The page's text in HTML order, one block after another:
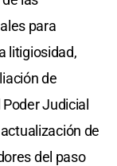
para
litigiosidad,
de
Judicial
de
del paso